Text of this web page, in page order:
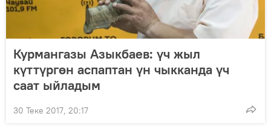
Курмангазы Азыкбаев: үч жыл
күттүргөн аспаптан үн чыкканда үч
саат ыйладым
30 Теке 2017, 20:17